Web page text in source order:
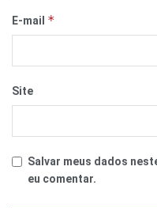
E-mail *
Site
Salvar meus dados
eu comentar.